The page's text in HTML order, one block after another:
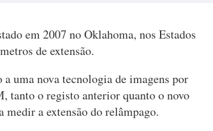
em 2007 no Oklahoma, nos Estados
de extensão.
uma nova tecnologia de imagens por
tanto o registo anterior quanto o novo
medir a extensão do relâmpago.